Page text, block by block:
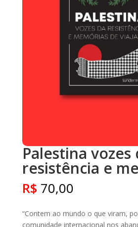
Palestina vozes
resistência e
R$ 70,00
“Contem ao mundo o que viram,
comunidade internacional nos